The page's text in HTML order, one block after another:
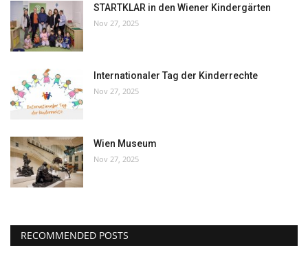
STARTKLAR in den Wiener Kindergärten
Nov 27, 2025
Internationaler Tag der Kinderrechte
Nov 27, 2025
Wien Museum
Nov 27, 2025
RECOMMENDED POSTS